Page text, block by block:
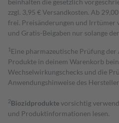
beinhalten die gesetzlich
zzgl. 3,95 € Versandkosten. Ab
frei. Preisänderungen und Irrtümer
und Gratis-Beigaben nur solange
1 Eine pharmazeutische Prüfung
Produkte in deinem Warenkorb
Wechselwirkungschecks und die
Anwendungshinweise des
2Biozidproduktevorsichtig
und Produktinformationen lesen.